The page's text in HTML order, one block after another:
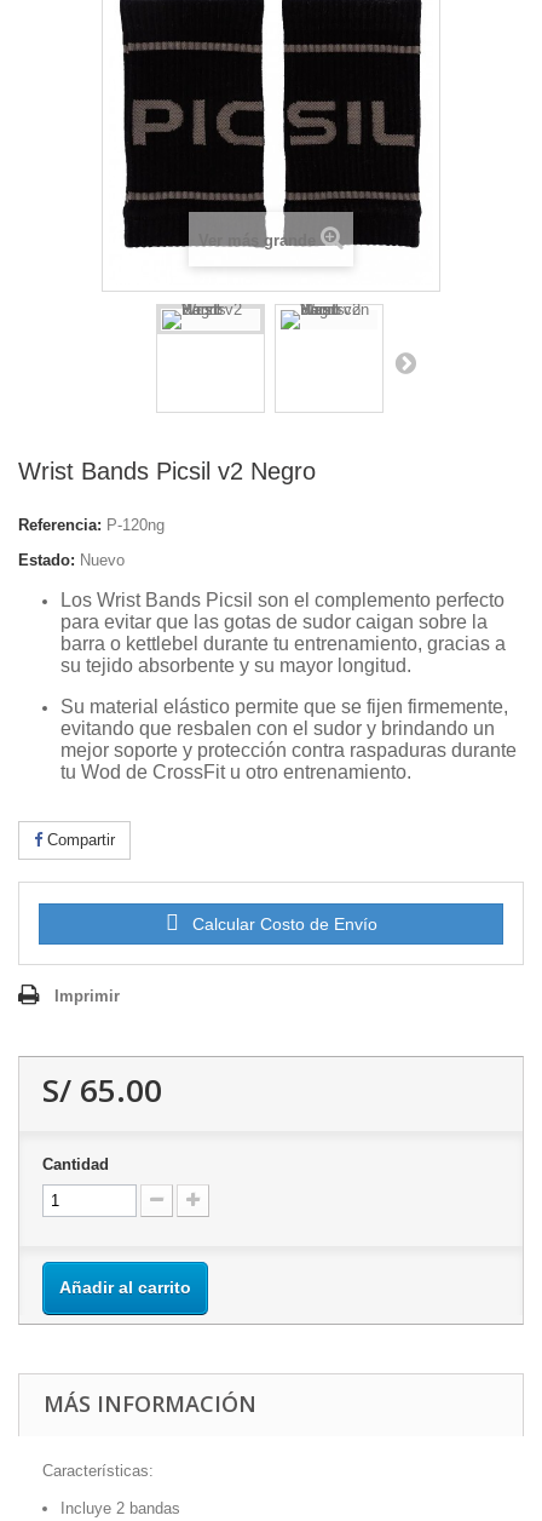
Ver más grande
Wrist Bands Picsil v2 Negro
Referencia: P-120ng
Estado: Nuevo
Los Wrist Bands Picsil son el complemento perfecto
para evitar que las gotas de sudor caigan sobre la
barra o kettlebel durante tu entrenamiento, gracias a
su tejido absorbente y su mayor longitud.
Su material elástico permite que se fijen firmemente,
evitando que resbalen con el sudor y brindando un
mejor soporte y protección contra raspaduras durante
tu Wod de CrossFit u otro entrenamiento.
Compartir
Calcular Costo de Envío
Imprimir
S/ 65.00
Cantidad
Añadir al carrito
MÁS INFORMACIÓN
Características:
Incluye 2 bandas